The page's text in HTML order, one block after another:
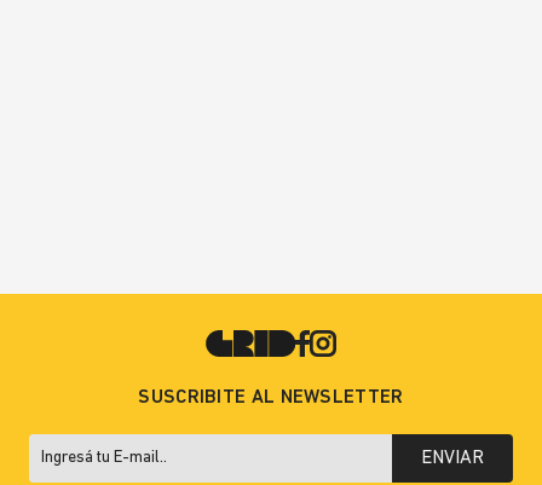
SUSCRIBITE AL NEWSLETTER
ENVIAR